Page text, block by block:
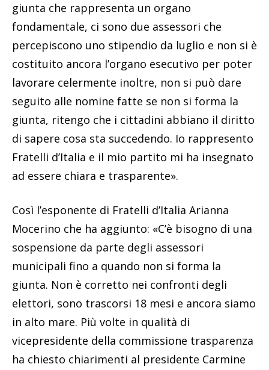
giunta che rappresenta un organo
fondamentale, ci sono due assessori che
percepiscono uno stipendio da luglio e non si è
costituito ancora l’organo esecutivo per poter
lavorare celermente inoltre, non si può dare
seguito alle nomine fatte se non si forma la
giunta, ritengo che i cittadini abbiano il diritto
di sapere cosa sta succedendo. Io rappresento
Fratelli d’Italia e il mio partito mi ha insegnato
ad essere chiara e trasparente».
Così l’esponente di Fratelli d’Italia Arianna
Mocerino che ha aggiunto: «C’è bisogno di una
sospensione da parte degli assessori
municipali fino a quando non si forma la
giunta. Non è corretto nei confronti degli
elettori, sono trascorsi 18 mesi e ancora siamo
in alto mare. Più volte in qualità di
vicepresidente della commissione trasparenza
ha chiesto chiarimenti al presidente Carmine